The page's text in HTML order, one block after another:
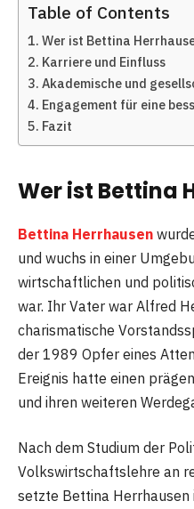
Table of Contents
Wer ist Bettina
Karriere und Einfluss
Akademische und
Engagement für eine
Fazit
Wer ist Bettina
Bettina Herrhausen
und wuchs in einer
wirtschaftlichen und
war. Ihr Vater war Alfred
charismatische
der 1989 Opfer eines
Ereignis hatte einen
und ihren weiteren
Nach dem Studium der
Volkswirtschaftslehre an
setzte Bettina Herrhausen